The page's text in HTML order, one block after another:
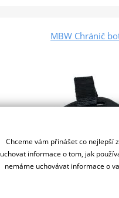
MBW Chránič
Chceme vám přinášet co nejlepší
uchovat informace o tom, jak
nemáme uchovávat informace o